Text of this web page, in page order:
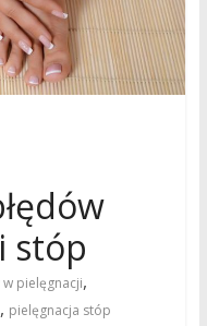
stóp
w pielęgnacji,
, pielęgnacja stóp